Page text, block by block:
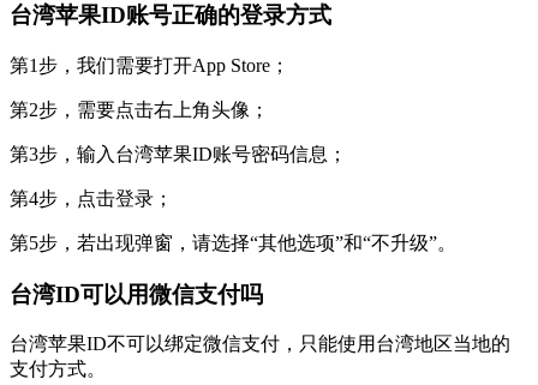
台湾苹果ID账号正确的登录方式
第1步，我们需要打开App Store；
第2步，需要点击右上角头像；
第3步，输入台湾苹果ID账号密码信息；
第4步，点击登录；
第5步，若出现弹窗，请选择“其他选项”和“不升级”。
台湾ID可以用微信支付吗
台湾苹果ID不可以绑定微信支付，只能使用台湾地区当地的
支付方式。